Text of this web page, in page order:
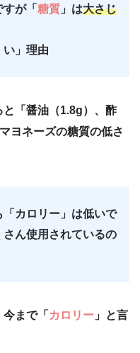
が「 糖質 」は大さじ
い」理由
「醤油（1.8g）、酢
ヨネーズの糖質の低さ
カロリー」は低いで
さん使用されているの
まで「 カロリー 」と言